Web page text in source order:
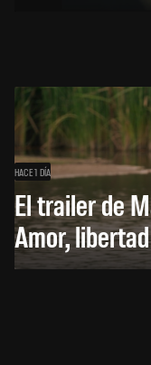
HACE 1 DÍA
El trailer de
Amor,